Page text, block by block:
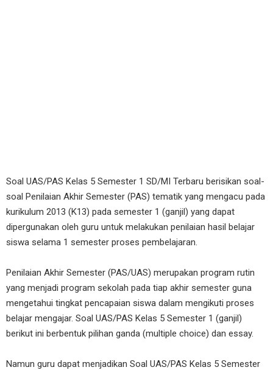
Soal UAS/PAS Kelas 5 Semester 1 SD/MI Terbaru berisikan soal-
soal Penilaian Akhir Semester (PAS) tematik yang mengacu pada
kurikulum 2013 (K13) pada semester 1 (ganjil) yang dapat
dipergunakan oleh guru untuk melakukan penilaian hasil belajar
siswa selama 1 semester proses pembelajaran.
Penilaian Akhir Semester (PAS/UAS) merupakan program rutin
yang menjadi program sekolah pada tiap akhir semester guna
mengetahui tingkat pencapaian siswa dalam mengikuti proses
belajar mengajar. Soal UAS/PAS Kelas 5 Semester 1 (ganjil)
berikut ini berbentuk pilihan ganda (multiple choice) dan essay.
Namun guru dapat menjadikan Soal UAS/PAS Kelas 5 Semester